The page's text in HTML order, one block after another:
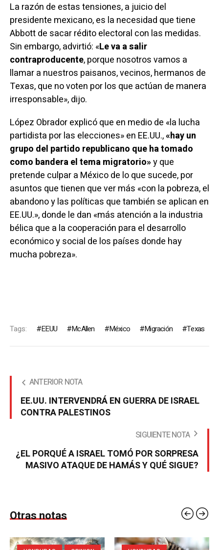
La razón de estas tensiones, a juicio del
presidente mexicano, es la necesidad que tiene
Abbott de sacar rédito electoral con las medidas.
Sin embargo, advirtió: «Le va a salir
contraproducente, porque nosotros vamos a
llamar a nuestros paisanos, vecinos, hermanos de
Texas, que no voten por los que actúan de manera
irresponsable», dijo.
López Obrador explicó que en medio de «la lucha
partidista por las elecciones» en EE.UU.,«hay un
grupo del partido republicano que ha tomado
como bandera el tema migratorio»y que
pretende culpar a México de lo que sucede, por
asuntos que tienen que ver más «con la pobreza, el
abandono y las políticas que también se aplican en
EE.UU.», donde le dan «más atención a la industria
bélica que a la cooperación para el desarrollo
económico y social de los países donde hay
mucha pobreza».
Tags: EEUU McAllen México Migración Texas
ANTERIOR NOTA
EE.UU. INTERVENDRÁ EN GUERRA DE ISRAEL
CONTRA PALESTINOS
SIGUIENTE NOTA
¿EL PORQUÉ A ISRAEL TOMÓ POR SORPRESA
MASIVO ATAQUE DE HAMÁS Y QUÉ SIGUE?
Otras notas